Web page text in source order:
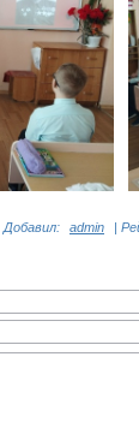
Добавил: admin |